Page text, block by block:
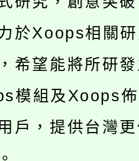
學年度學生
及新住民語歌
學年度第
師甄選結果
學年度第
師甄選結果(
化大學推廣
溝通分析基
政府辦理
於Xoops相關
希望能將所研
模組及Xoops
戶，提供台灣